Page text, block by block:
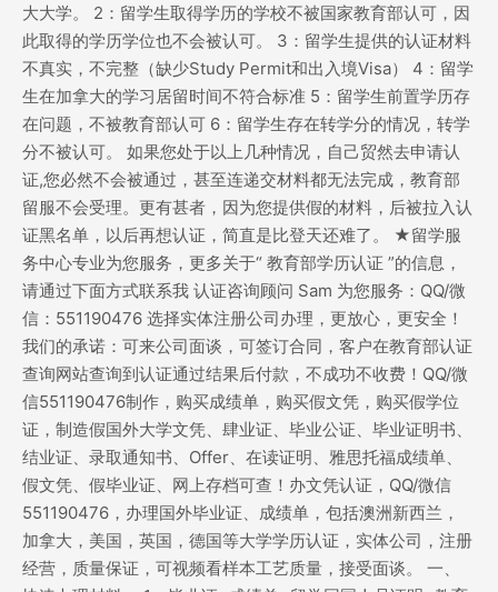
大大学。 2：留学生取得学历的学校不被国家教育部认可，因
此取得的学历学位也不会被认可。 3：留学生提供的认证材料
不真实，不完整（缺少Study Permit和出入境Visa） 4：留学
生在加拿大的学习居留时间不符合标准 5：留学生前置学历存
在问题，不被教育部认可 6：留学生存在转学分的情况，转学
分不被认可。 如果您处于以上几种情况，自己贸然去申请认
证,您必然不会被通过，甚至连递交材料都无法完成，教育部
留服不会受理。更有甚者，因为您提供假的材料，后被拉入认
证黑名单，以后再想认证，简直是比登天还难了。 ★留学服
务中心专业为您服务，更多关于“ 教育部学历认证 ”的信息，
请通过下面方式联系我 认证咨询顾问 Sam 为您服务：QQ/微
信：551190476 选择实体注册公司办理，更放心，更安全！
我们的承诺：可来公司面谈，可签订合同，客户在教育部认证
查询网站查询到认证通过结果后付款，不成功不收费！QQ/微
信551190476制作，购买成绩单，购买假文凭，购买假学位
证，制造假国外大学文凭、肆业证、毕业公证、毕业证明书、
结业证、录取通知书、Offer、在读证明、雅思托福成绩单、
假文凭、假毕业证、网上存档可查！办文凭认证，QQ/微信
551190476，办理国外毕业证、成绩单，包括澳洲新西兰，
加拿大，美国，英国，德国等大学学历认证，实体公司，注册
经营，质量保证，可视频看样本工艺质量，接受面谈。 一、